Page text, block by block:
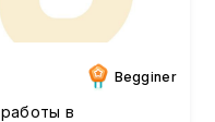
Begginer
в